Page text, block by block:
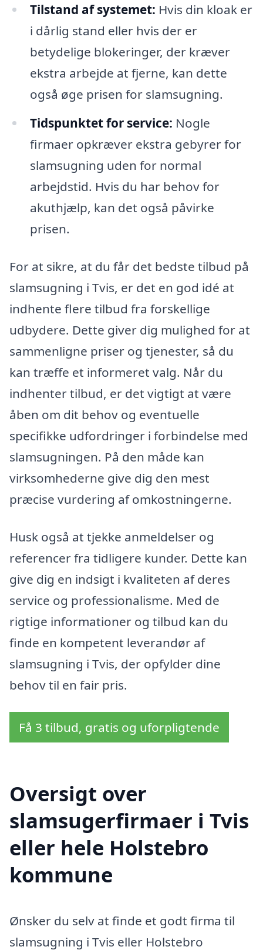
Tilstand af systemet: Hvis din kloak er
i dårlig stand eller hvis der er
betydelige blokeringer, der kræver
ekstra arbejde at fjerne, kan dette
også øge prisen for slamsugning.
Tidspunktet for service: Nogle
firmaer opkræver ekstra gebyrer for
slamsugning uden for normal
arbejdstid. Hvis du har behov for
akuthjælp, kan det også påvirke
prisen.
For at sikre, at du får det bedste tilbud på
slamsugning i Tvis, er det en god idé at
indhente flere tilbud fra forskellige
udbydere. Dette giver dig mulighed for at
sammenligne priser og tjenester, så du
kan træffe et informeret valg. Når du
indhenter tilbud, er det vigtigt at være
åben om dit behov og eventuelle
specifikke udfordringer i forbindelse med
slamsugningen. På den måde kan
virksomhederne give dig den mest
præcise vurdering af omkostningerne.
Husk også at tjekke anmeldelser og
referencer fra tidligere kunder. Dette kan
give dig en indsigt i kvaliteten af deres
service og professionalisme. Med de
rigtige informationer og tilbud kan du
finde en kompetent leverandør af
slamsugning i Tvis, der opfylder dine
behov til en fair pris.
Få 3 tilbud, gratis og uforpligtende
Oversigt over
slamsugerfirmaer i Tvis
eller hele Holstebro
kommune
Ønsker du selv at finde et godt firma til
slamsugning i Tvis eller Holstebro